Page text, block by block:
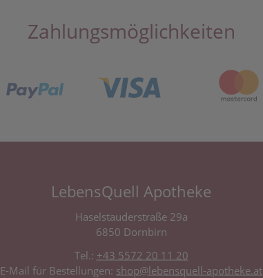
Zahlungsmöglichkeiten
LebensQuell Apotheke
Haselstauderstraße 29a
6850 Dornbirn
Tel.: +43 5572 20 11 20
E-Mail für Bestellungen: shop@lebensquell-apotheke.at